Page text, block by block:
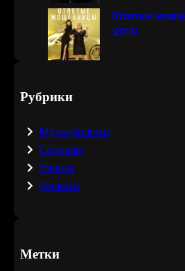
Отпетые
(2019)
Рубрики
Мультфильмы
Сериалы
Ужасы
Фильмы
Метки